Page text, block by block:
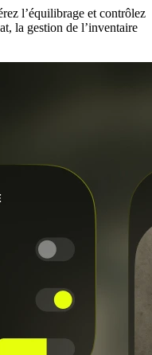
l’équilibrage et contrôlez
la gestion de l’inventaire